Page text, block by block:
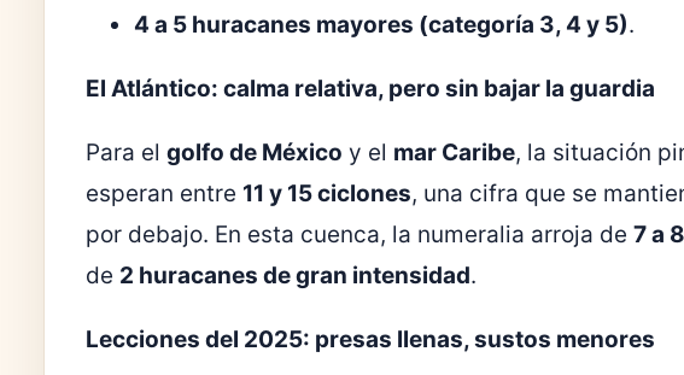
4 a 5 huracanes mayores (categoría 3, 4 y 5).
El Atlántico: calma relativa, pero sin bajar la guardia
Para el golfo de México y el mar Caribe, la situación
esperan entre 11 y 15 ciclones, una cifra que se
por debajo. En esta cuenca, la numeralia arroja de 7 a
de 2 huracanes de gran intensidad.
Lecciones del 2025: presas llenas, sustos menores